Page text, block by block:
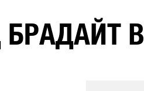
БРАДАЙТ